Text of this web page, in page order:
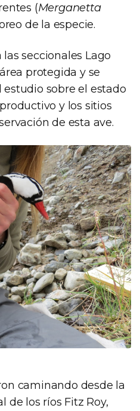
(Merganetta
de la especie.
seccionales Lago
protegida y se
sobre el estado
y los sitios
de esta ave.
caminando desde la
de los ríos Fitz Roy,